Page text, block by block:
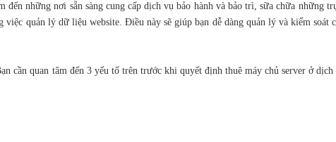
những nơi sẵn sàng cung cấp dịch vụ bảo hành và bảo trì, sữa chữa những
quản lý dữ liệu website. Điều này sẽ giúp bạn dễ dàng quản lý và kiểm soát
quan tâm đến 3 yếu tố trên trước khi quyết định thuê máy chủ server ở